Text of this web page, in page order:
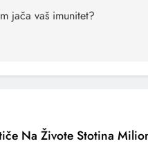
jača vaš imunitet?
Na Živote Stotina